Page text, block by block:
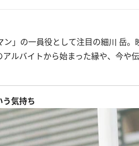
」の一員役として注目の細川 岳。
ルバイトから始まった縁や、今や
気持ち